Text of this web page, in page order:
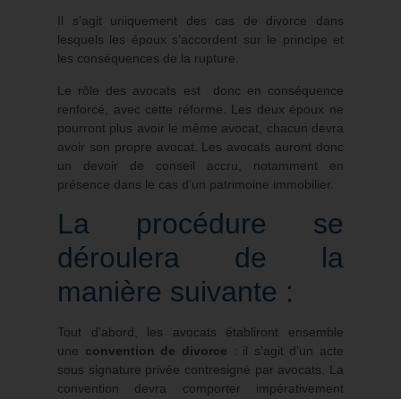
Il s’agit uniquement des cas de divorce dans
lesquels les époux s’accordent sur le principe et
les conséquences de la rupture.
Le rôle des avocats est donc en conséquence
renforcé, avec cette réforme. Les deux époux ne
pourront plus avoir le même avocat, chacun devra
avoir son propre avocat. Les avocats auront donc
un devoir de conseil accru, notamment en
présence dans le cas d’un patrimoine immobilier.
La procédure se
déroulera de la
manière suivante :
Tout d’abord, les avocats établiront ensemble
une convention de divorce : il s’agit d’un acte
sous signature privée contresigné par avocats. La
convention devra comporter impérativement